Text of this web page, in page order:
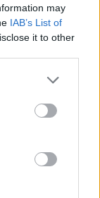
may
IAB’s List of
it to other
per